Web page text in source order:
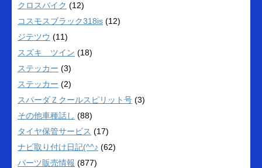
クロスバイク (12)
コスモスブラック318is (12)
ジテツウ (11)
スズキ ツイン (18)
ステッカー (3)
ステッカー (2)
スパーダＺクールスピリット号 (3)
その他車種話し (88)
タイヤ保管サービス (17)
ナビ取り付け日記(^^♪ (62)
パーツ販売情報 (877)